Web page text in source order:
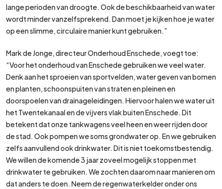
lange perioden van droogte. Ook de beschikbaarheid van water
wordt minder vanzelfsprekend. Dan moet je kijken hoe je water
op een slimme, circulaire manier kunt gebruiken.”
Mark de Jonge, directeur Onderhoud Enschede, voegt toe:
“Voor het onderhoud van Enschede gebruiken we veel water.
Denk aan het sproeien van sportvelden, water geven van bomen
en planten, schoonspuiten van straten en pleinen en
doorspoelen van drainageleidingen. Hiervoor halen we water uit
het Twentekanaal en de vijvers vlak buiten Enschede. Dit
betekent dat onze tankwagens veel heen en weer rijden door
de stad. Ook pompen we soms grondwater op. En we gebruiken
zelfs aanvullend ook drinkwater. Dit is niet toekomstbestendig.
We willen de komende 3 jaar zoveel mogelijk stoppen met
drinkwater te gebruiken. We zochten daarom naar manieren om
dat anders te doen. Neem de regenwaterkelder onder ons